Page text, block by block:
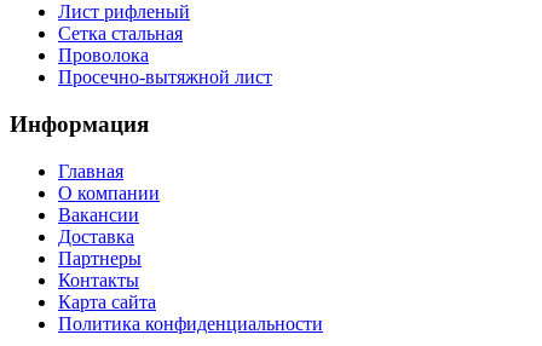
Лист рифленый
Сетка стальная
Проволока
Просечно-вытяжной лист
Информация
Главная
О компании
Вакансии
Доставка
Партнеры
Контакты
Карта сайта
Политика конфиденциальности